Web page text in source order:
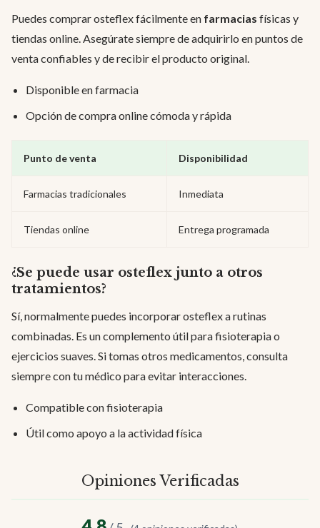
Puedes comprar osteflex fácilmente en farmacias físicas y
tiendas online. Asegúrate siempre de adquirirlo en puntos de
venta confiables y de recibir el producto original.
Disponible en farmacia
Opción de compra online cómoda y rápida
Punto de venta Disponibilidad
Farmacias tradicionales Inmediata
Tiendas online Entrega programada
¿Se puede usar osteflex junto a otros
tratamientos?
Sí, normalmente puedes incorporar osteflex a rutinas
combinadas. Es un complemento útil para fisioterapia o
ejercicios suaves. Si tomas otros medicamentos, consulta
siempre con tu médico para evitar interacciones.
Compatible con fisioterapia
Útil como apoyo a la actividad física
Opiniones Verificadas